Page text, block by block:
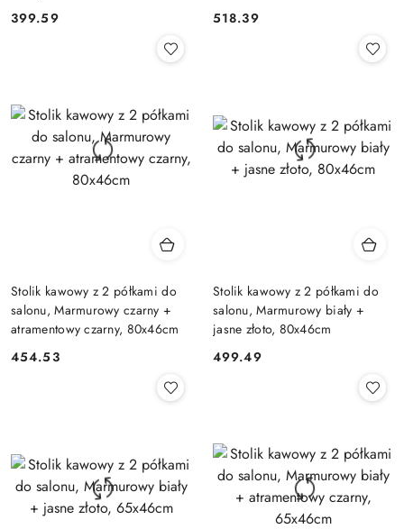
Cena:
399.59 Cena:
518.39
Stolik kawowy z 2 półkami do
salonu, Marmurowy czarny +
atramentowy czarny, 80x46cm
Cena:
454.53
Stolik kawowy z 2 półkami do
salonu, Marmurowy biały +
jasne złoto, 80x46cm
Cena:
499.49